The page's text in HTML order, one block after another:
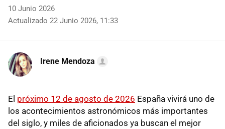
10 Junio 2026
Actualizado 22 Junio 2026, 11:33
Irene Mendoza
El próximo 12 de agosto de 2026 España vivirá uno de
los acontecimientos astronómicos más importantes
del siglo, y miles de aficionados ya buscan el mejor